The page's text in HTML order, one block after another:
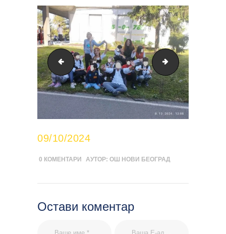
03-И ја сам дете са ове планете 02-И ја сам
09/10/2024
0 КОМЕНТАРИ АУТОР: ОШ НОВИ БЕОГРАД
Остави коментар